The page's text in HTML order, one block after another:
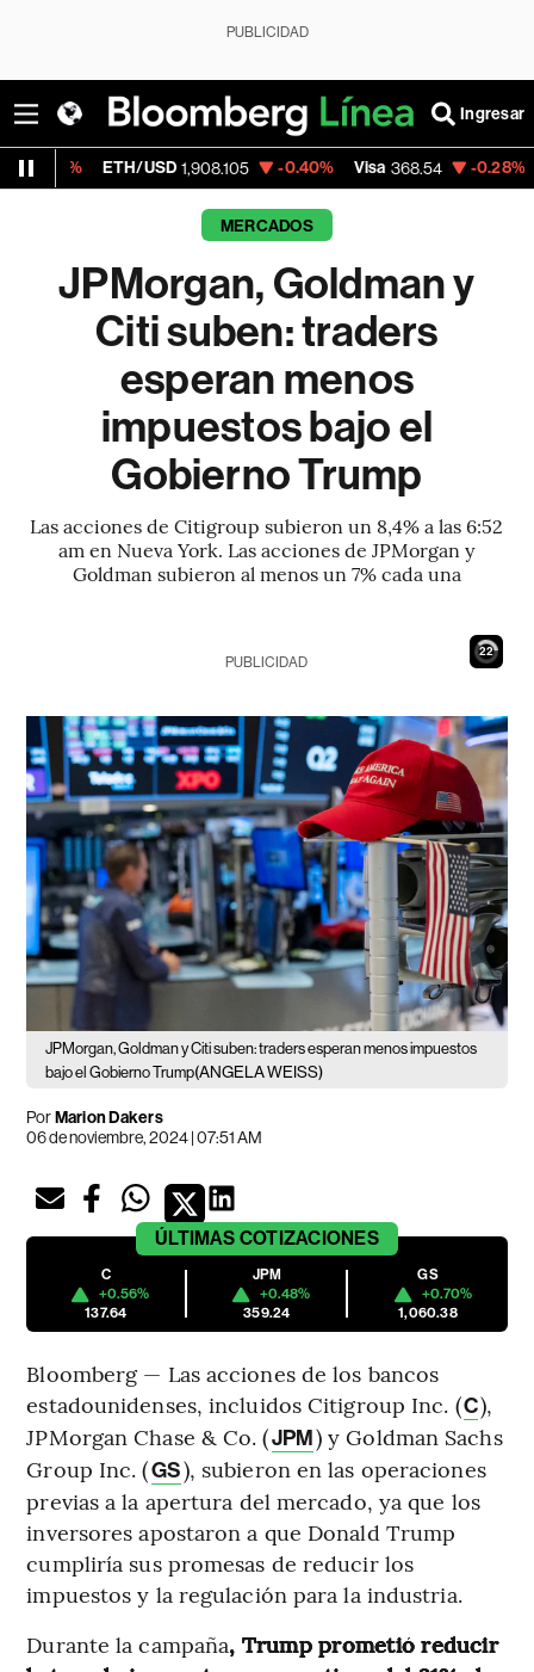
PUBLICIDAD
Ingresar
ETH/USD 1,908.105 -0.40% Visa 368.54 -0.28%
MERCADOS
JPMorgan, Goldman y
Citi suben: traders
esperan menos
impuestos bajo el
Gobierno Trump
Las acciones de Citigroup subieron un 8,4% a las 6:52
am en Nueva York. Las acciones de JPMorgan y
Goldman subieron al menos un 7% cada una
21
PUBLICIDAD
JPMorgan, Goldman y Citi suben: traders esperan menos impuestos
bajo el Gobierno Trump(ANGELA WEISS)
PorMarion Dakers
06 de noviembre, 2024 | 07:51 AM
ÚLTIMAS COTIZACIONES
C
+0.56%
137.64
JPM
+0.48%
359.24
GS
+0.70%
1,060.38
Bloomberg — Las acciones de los bancos
estadounidenses, incluidos Citigroup Inc. (C),
JPMorgan Chase & Co. (JPM) y Goldman Sachs
Group Inc. (GS), subieron en las operaciones
previas a la apertura del mercado, ya que los
inversores apostaron a que Donald Trump
cumpliría sus promesas de reducir los
impuestos y la regulación para la industria.
Durante la campaña, Trump prometió reducir